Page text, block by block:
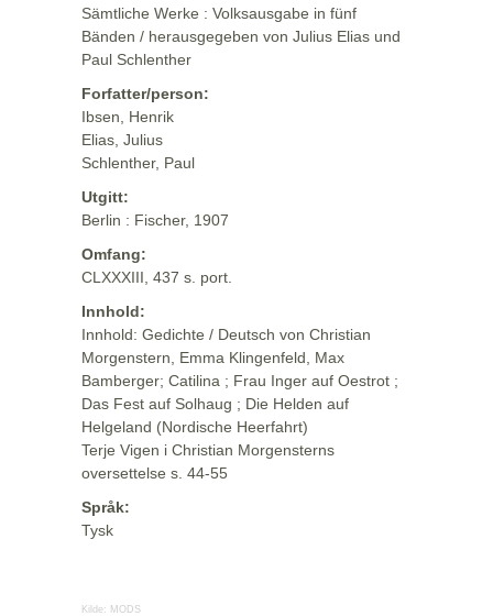
Sämtliche Werke : Volksausgabe in fünf
Bänden / herausgegeben von Julius Elias und
Paul Schlenther
Forfatter/person:
Ibsen, Henrik
Elias, Julius
Schlenther, Paul
Utgitt:
Berlin : Fischer, 1907
Omfang:
CLXXXIII, 437 s. port.
Innhold:
Innhold: Gedichte / Deutsch von Christian
Morgenstern, Emma Klingenfeld, Max
Bamberger; Catilina ; Frau Inger auf Oestrot ;
Das Fest auf Solhaug ; Die Helden auf
Helgeland (Nordische Heerfahrt)
Terje Vigen i Christian Morgensterns
oversettelse s. 44-55
Språk:
Tysk
Kilde: MODS